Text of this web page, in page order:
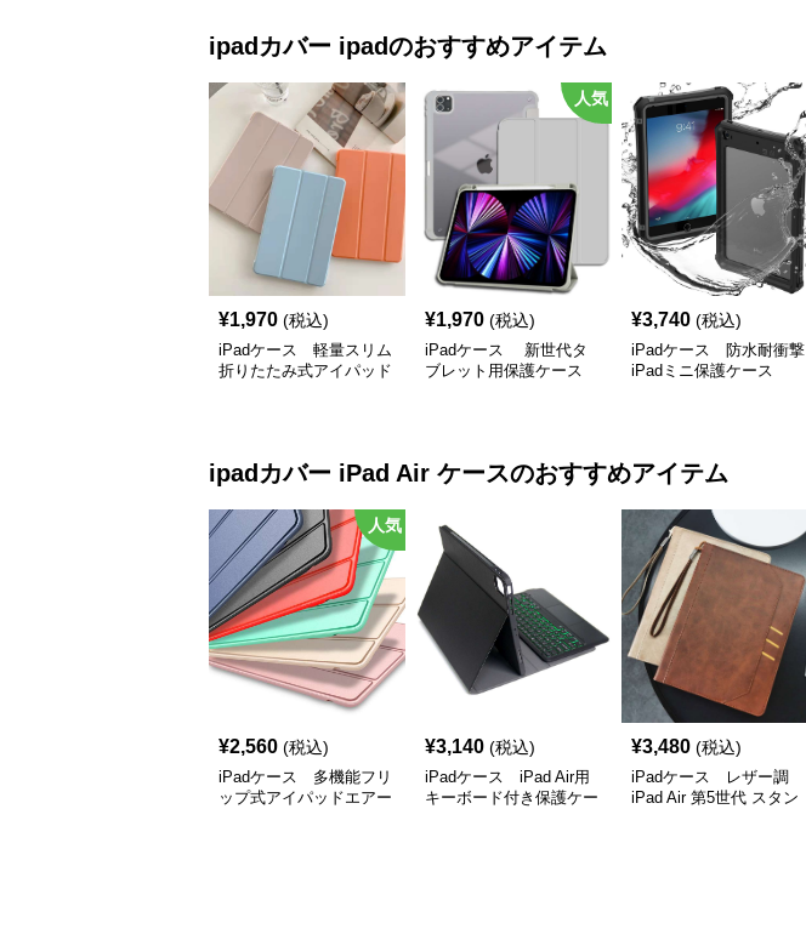
ipadカバー ipadのおすすめアイテム
¥1,970 (税込)
iPadケース 軽量スリム
折りたたみ式アイパッド
人気
¥1,970 (税込)
iPadケース 新世代タ
ブレット用保護ケース
¥3,740 (税込)
iPadケース 防水耐衝撃
iPadミニ保護ケース
ipadカバー iPad Air ケースのおすすめアイテム
人気
¥2,560 (税込)
iPadケース 多機能フリ
ップ式アイパッドエアー
¥3,140 (税込)
iPadケース iPad Air用
キーボード付き保護ケー
¥3,480 (税込)
iPadケース レザー調
iPad Air 第5世代 スタン